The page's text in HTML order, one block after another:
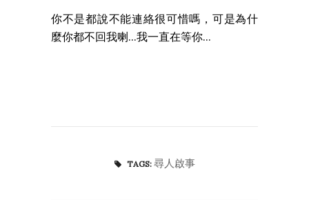
你不是都說不能連絡很可惜嗎，可是為什
麼你都不回我喇...我一直在等你...
TAGS: 尋人啟事